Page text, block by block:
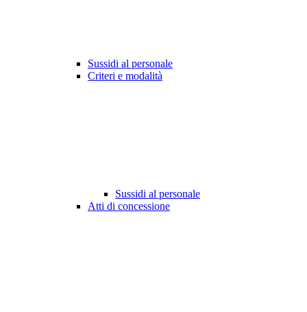
Sussidi al personale
Criteri e modalità
Sussidi al personale
Atti di concessione